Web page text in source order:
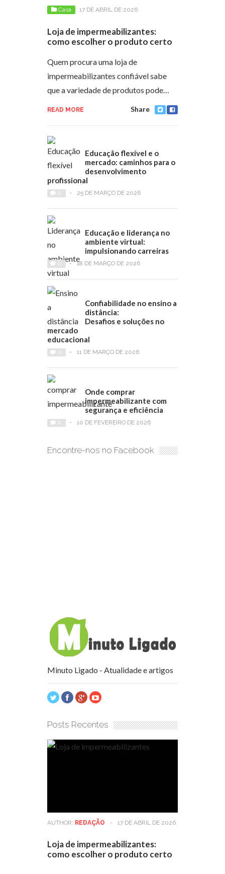
Casa 17 DE ABRIL DE 2026
Loja de impermeabilizantes:
como escolher o produto certo
Quem procura uma loja de
impermeabilizantes confiável sabe
que a variedade de produtos pode…
READ MORE Share
Educação flexível e o
mercado: caminhos para o
desenvolvimento
profissional
- 25 DE MARÇO DE 2026
Educação e liderança no
ambiente virtual:
impulsionando carreiras
- 18 DE MARÇO DE 2026
Confiabilidade no ensino a
distância:
Desafios e soluções no
mercado
educacional
- 11 DE MARÇO DE 2026
Onde comprar
impermeabilizante com
segurança e eficiência
- 10 DE FEVEREIRO DE 2026
Encontre-nos no Facebook
Minuto Ligado - Atualidade e artigos
Posts Recentes
AUTHOR: REDAÇÃO - 17 DE ABRIL DE 2026
Loja de impermeabilizantes:
como escolher o produto certo